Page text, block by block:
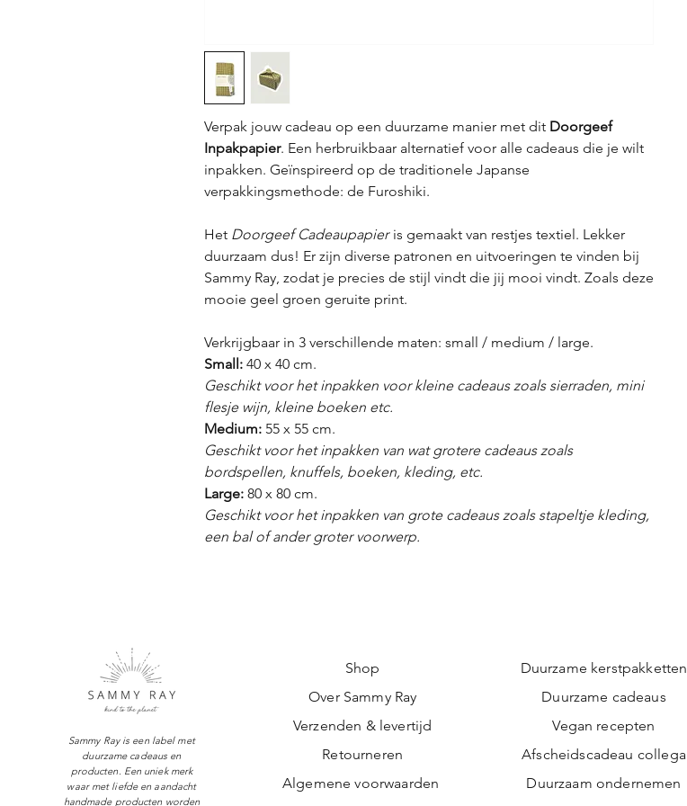
Verpak jouw cadeau op een duurzame manier met dit Doorgeef
Inpakpapier. Een herbruikbaar alternatief voor alle cadeaus die je wilt
inpakken. Geïnspireerd op de traditionele Japanse
verpakkingsmethode: de Furoshiki.
Het Doorgeef Cadeaupapieris gemaakt van restjes textiel. Lekker
duurzaam dus! Er zijn diverse patronen en uitvoeringen te vinden bij
Sammy Ray, zodat je precies de stijl vindt die jij mooi vindt. Zoals deze
mooie geel groen geruite print.
Verkrijgbaar in 3 verschillende maten: small / medium / large.
Small: 40 x 40 cm.
Geschikt voor het inpakken voor kleine cadeaus zoals sierraden, mini
flesje wijn, kleine boeken etc.
Medium: 55 x 55 cm.
Geschikt voor het inpakken van wat grotere cadeaus zoals
bordspellen, knuffels, boeken, kleding, etc.
Large: 80 x 80 cm.
Geschikt voor het inpakken van grote cadeaus zoals stapeltje kleding,
een bal of ander groter voorwerp.
Sammy Ray is een label met
duurzame cadeaus en
producten. Een uniek merk
waar met liefde en aandacht
handmade producten worden
Shop
Over Sammy Ray
Verzenden & levertijd
Retourneren
Algemene voorwaarden
Duurzame kerstpakketten
Duurzame cadeaus
Vegan recepten
Afscheidscadeau collega
Duurzaam ondernemen